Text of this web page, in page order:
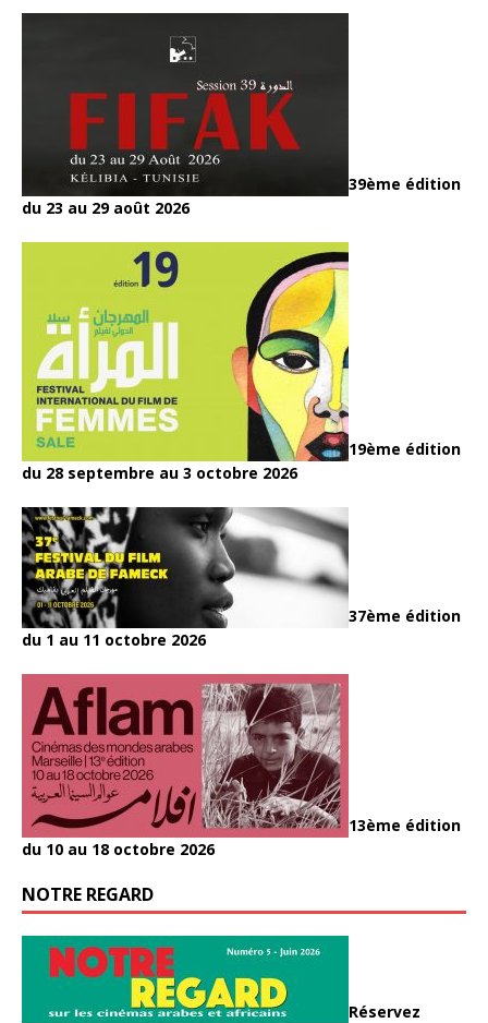
39ème édition
du 23 au 29 août 2026
19ème édition
du 28 septembre au 3 octobre 2026
37ème édition
du 1 au 11 octobre 2026
13ème édition
du 10 au 18 octobre 2026
NOTRE REGARD
Réservez